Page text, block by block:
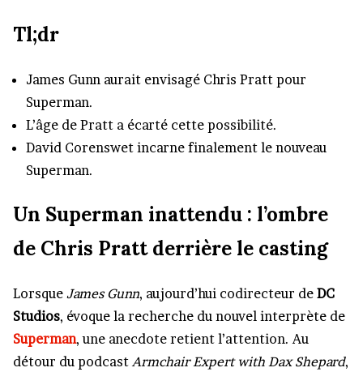
Tl;dr
James Gunn aurait envisagé Chris Pratt pour
Superman.
L’âge de Pratt a écarté cette possibilité.
David Corenswet incarne finalement le nouveau
Superman.
Un Superman inattendu : l’ombre
de Chris Pratt derrière le casting
Lorsque James Gunn, aujourd’hui codirecteur de DC
Studios, évoque la recherche du nouvel interprète de
Superman, une anecdote retient l’attention. Au
détour du podcast Armchair Expert with Dax Shepard,